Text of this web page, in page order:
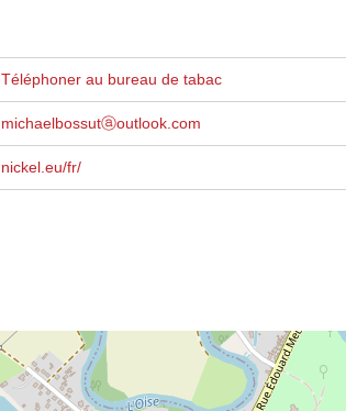
Téléphoner au bureau de tabac
michaelbossutⓐoutlook.com
nickel.eu/fr/